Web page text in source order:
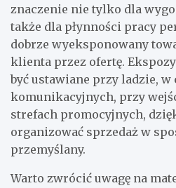
znaczenie nie tylko dla
także dla płynności pracy
dobrze wyeksponowany
klienta przez ofertę.
być ustawiane przy ladzie, w
komunikacyjnych, przy
strefach promocyjnych,
organizować sprzedaż w
przemyślany.
Warto zwrócić uwagę na